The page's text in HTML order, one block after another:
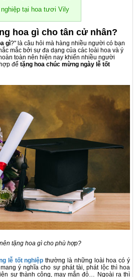
tại hoa tươi Vily
hoa gì cho tân cử nhân?
gì?" là câu hỏi mà hàng nhiều người có bạn
mắc bởi sự đa dạng của các loài hoa và ý
toàn nên hiện nay khiến nhiều người
để tặng hoa chúc mừng ngày lễ tốt
tặng hoa gì cho phù hợp?
lễ tốt nghiệp thường là những loài hoa có ý
ý nghĩa cho sự phát tài, phát lộc thì hoa
sự thành công, may mắn đỏ… Ngoài ra thì